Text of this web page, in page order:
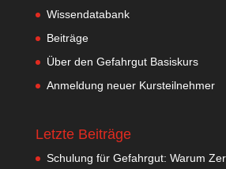
Wissendatabank
Beiträge
Über den Gefahrgut Basiskurs
Anmeldung neuer Kursteilnehmer
Letzte Beiträge
Schulung für Gefahrgut: Warum